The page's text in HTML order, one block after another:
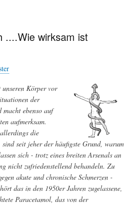
....Wie wirksam ist
unseren Körper vor
der
macht ebenso auf
aufmerksam.
die
seit jeher der häufigste Grund, warum
sich - trotz eines breiten Arsenals an
nicht zufriedenstellend behandeln. Zu
akute und chronische Schmerzen -
das in den 1950er Jahren zugelassene,
Paracetamol, das von der